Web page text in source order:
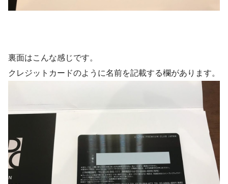
裏面はこんな感じです。
クレジットカードのように名前を記載する欄があります。